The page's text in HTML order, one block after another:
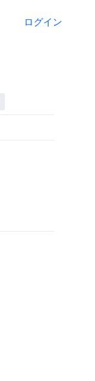
ログイン